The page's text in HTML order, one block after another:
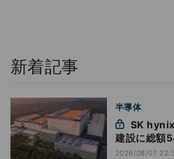
新着記事
半導体
建設に総額
2026/08/07